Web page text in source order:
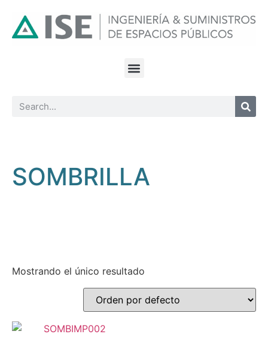
SOMBRILLA
Mostrando el único resultado